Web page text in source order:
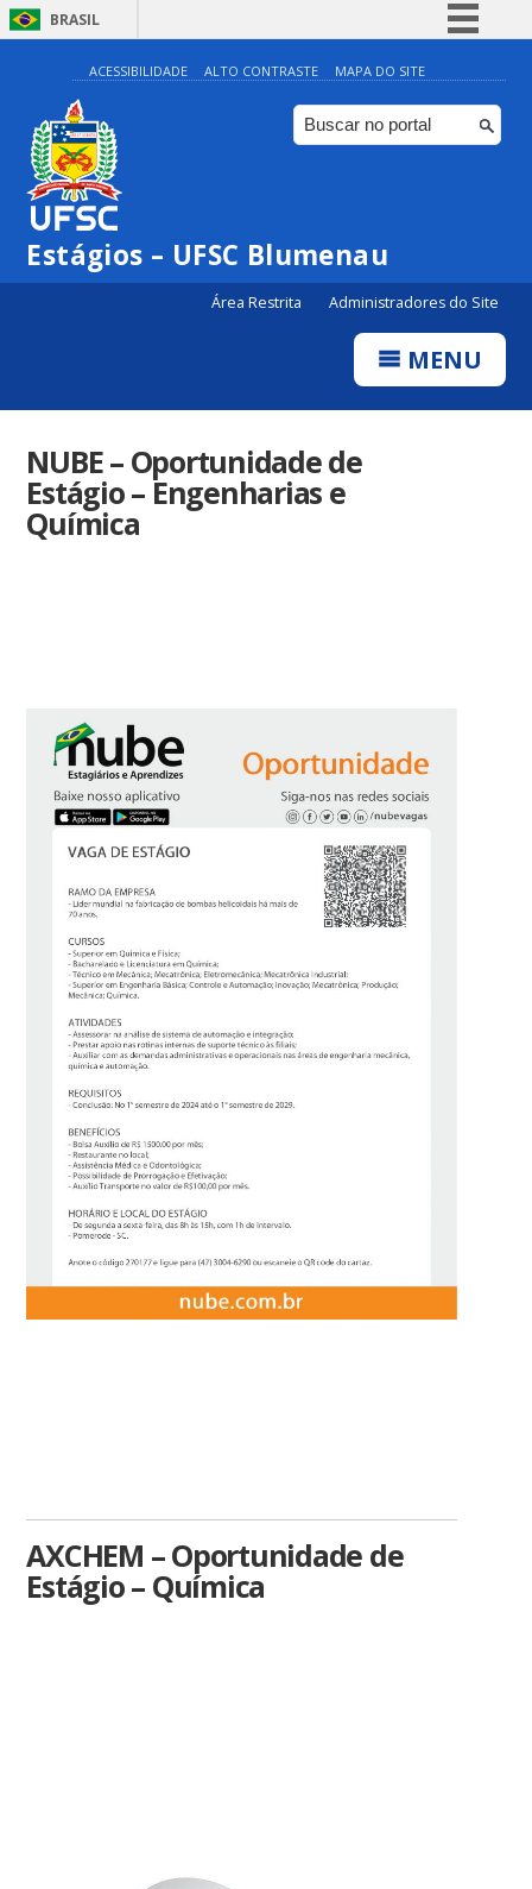
BRASIL
Simplifique!
Comunica BR
Participe
Canais
ACESSIBILIDADE ALTO CONTRASTE MAPA DO SITE
Estágios – UFSC Blumenau
Área Restrita Administradores do Site
MENU
NUBE – Oportunidade de
Estágio – Engenharias e
Química
AXCHEM – Oportunidade de
Estágio – Química